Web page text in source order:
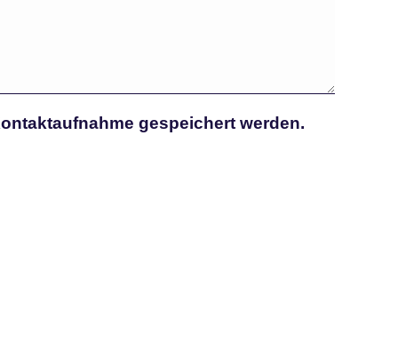
gespeichert werden.